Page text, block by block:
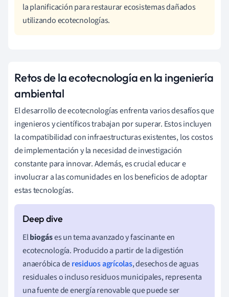
la planificación para restaurar ecosistemas dañados
utilizando ecotecnologías.
Retos de la ecotecnología en la ingeniería
ambiental
El desarrollo de ecotecnologías enfrenta varios desafíos que
ingenieros y científicos trabajan por superar. Estos incluyen
la compatibilidad con infraestructuras existentes, los costos
de implementación y la necesidad de investigación
constante para innovar. Además, es crucial educar e
involucrar a las comunidades en los beneficios de adoptar
estas tecnologías.
Elbiogáses un tema avanzado y fascinante en
ecotecnología. Producido a partir de la digestión
anaeróbica deresiduos agrícolas, desechos de aguas
residuales o incluso residuos municipales, representa
una fuente de energía renovable que puede ser